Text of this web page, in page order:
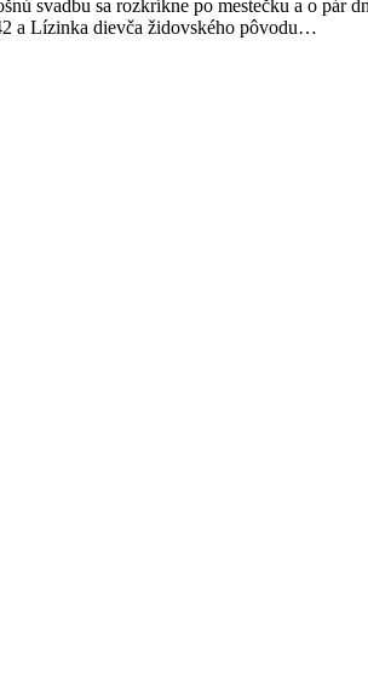
svadbu sa rozkríkne po mestečku a o pár
a Lízinka dievča židovského pôvodu…